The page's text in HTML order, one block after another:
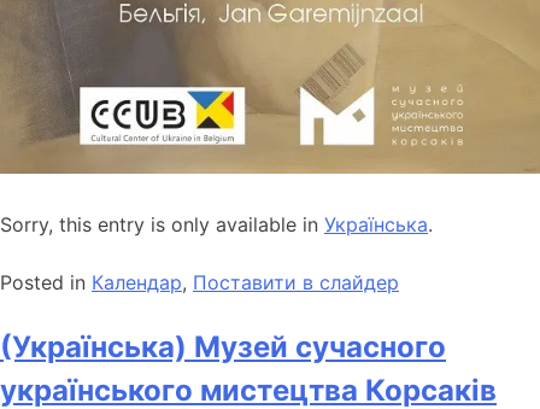
Sorry, this entry is only available in Українська.
Posted in Календар, Поставити в слайдер
(Українська) Музей сучасного
українського мистецтва Корсаків